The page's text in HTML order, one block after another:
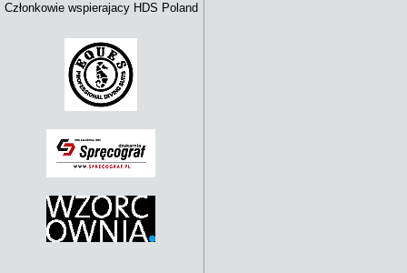
Członkowie wspierajacy HDS Poland